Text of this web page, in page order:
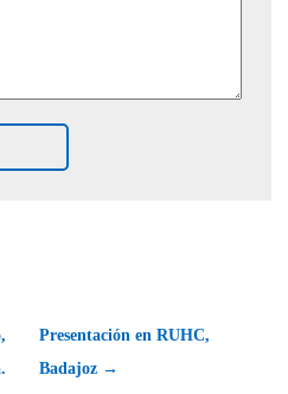
Presentación en RUHC,
Badajoz →